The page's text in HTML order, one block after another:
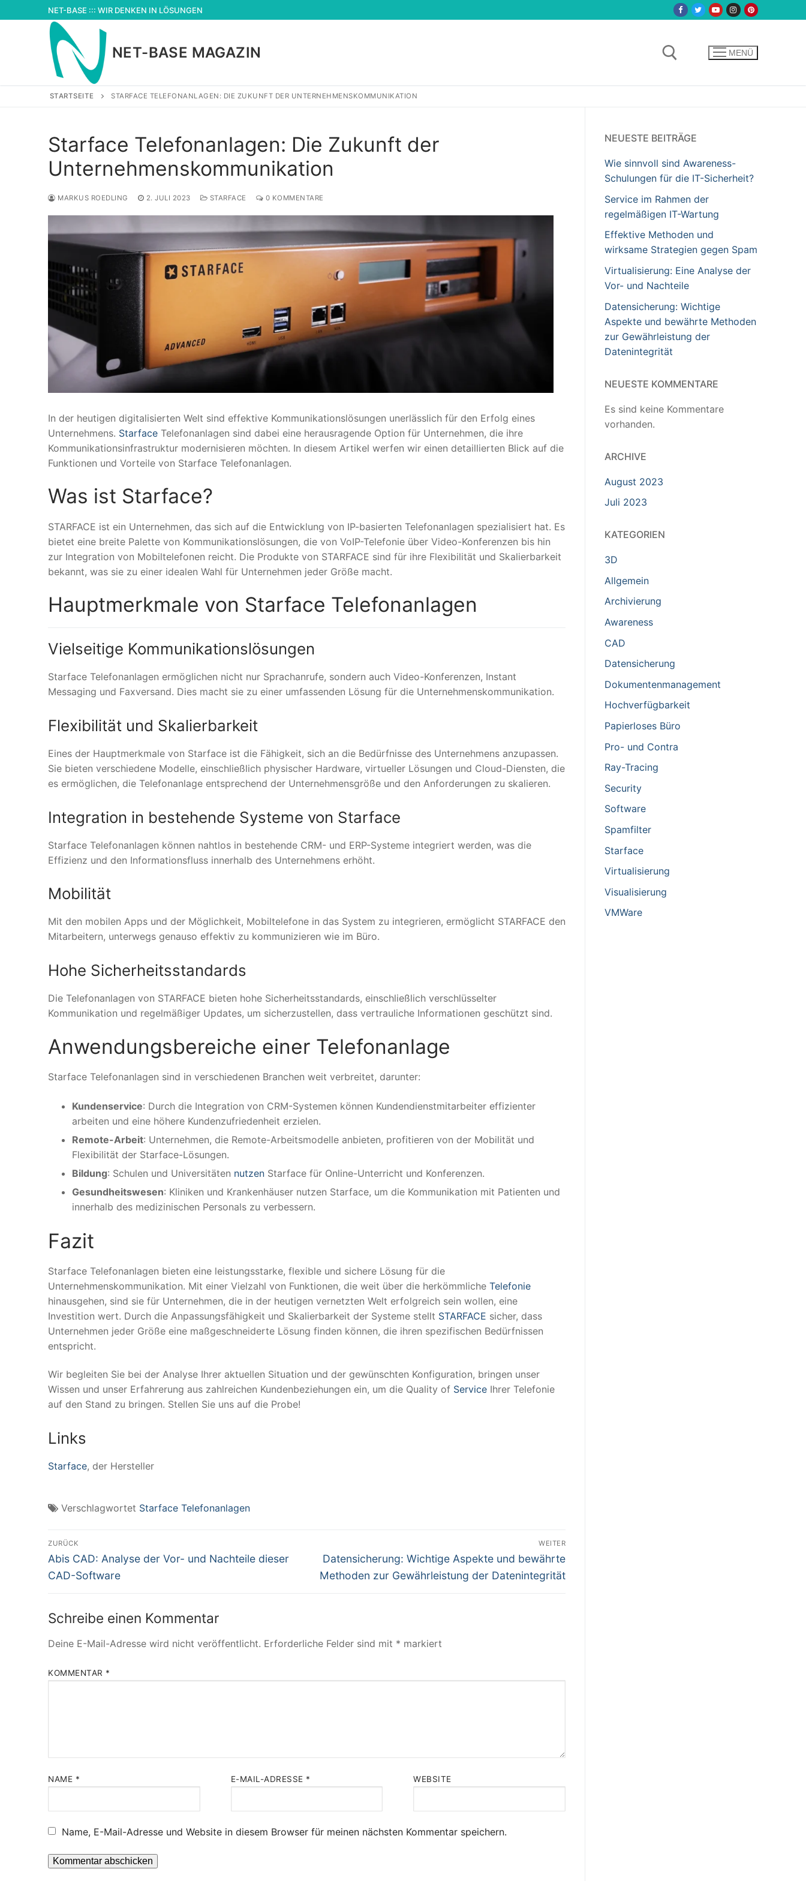
Inhalt
NET-BASE ::: WIR DENKEN IN LÖSUNGEN
NET-BASE MAGAZIN MENÜ
STARTSEITE STARFACE TELEFONANLAGEN: DIE ZUKUNFT DER UNTERNEHMENSKOMMUNIKATION
Starface Telefonanlagen: Die Zukunft der
Unternehmenskommunikation
MARKUS ROEDLING 2. JULI 2023 STARFACE 0 KOMMENTARE
In der heutigen digitalisierten Welt sind effektive Kommunikationslösungen unerlässlich für den Erfolg eines
Unternehmens. Starface Telefonanlagen sind dabei eine herausragende Option für Unternehmen, die ihre
Kommunikationsinfrastruktur modernisieren möchten. In diesem Artikel werfen wir einen detaillierten Blick auf die
Funktionen und Vorteile von Starface Telefonanlagen.
Was ist Starface?
STARFACE ist ein Unternehmen, das sich auf die Entwicklung von IP-basierten Telefonanlagen spezialisiert hat. Es
bietet eine breite Palette von Kommunikationslösungen, die von VoIP-Telefonie über Video-Konferenzen bis hin
zur Integration von Mobiltelefonen reicht. Die Produkte von STARFACE sind für ihre Flexibilität und Skalierbarkeit
bekannt, was sie zu einer idealen Wahl für Unternehmen jeder Größe macht.
Hauptmerkmale von Starface Telefonanlagen
Vielseitige Kommunikationslösungen
Starface Telefonanlagen ermöglichen nicht nur Sprachanrufe, sondern auch Video-Konferenzen, Instant
Messaging und Faxversand. Dies macht sie zu einer umfassenden Lösung für die Unternehmenskommunikation.
Flexibilität und Skalierbarkeit
Eines der Hauptmerkmale von Starface ist die Fähigkeit, sich an die Bedürfnisse des Unternehmens anzupassen.
Sie bieten verschiedene Modelle, einschließlich physischer Hardware, virtueller Lösungen und Cloud-Diensten, die
es ermöglichen, die Telefonanlage entsprechend der Unternehmensgröße und den Anforderungen zu skalieren.
Integration in bestehende Systeme von Starface
Starface Telefonanlagen können nahtlos in bestehende CRM- und ERP-Systeme integriert werden, was die
Effizienz und den Informationsfluss innerhalb des Unternehmens erhöht.
Mobilität
Mit den mobilen Apps und der Möglichkeit, Mobiltelefone in das System zu integrieren, ermöglicht STARFACE den
Mitarbeitern, unterwegs genauso effektiv zu kommunizieren wie im Büro.
Hohe Sicherheitsstandards
Die Telefonanlagen von STARFACE bieten hohe Sicherheitsstandards, einschließlich verschlüsselter
Kommunikation und regelmäßiger Updates, um sicherzustellen, dass vertrauliche Informationen geschützt sind.
Anwendungsbereiche einer Telefonanlage
Starface Telefonanlagen sind in verschiedenen Branchen weit verbreitet, darunter:
Kundenservice: Durch die Integration von CRM-Systemen können Kundendienstmitarbeiter effizienter
arbeiten und eine höhere Kundenzufriedenheit erzielen.
Remote-Arbeit: Unternehmen, die Remote-Arbeitsmodelle anbieten, profitieren von der Mobilität und
Flexibilität der Starface-Lösungen.
Bildung: Schulen und Universitäten nutzen Starface für Online-Unterricht und Konferenzen.
Gesundheitswesen: Kliniken und Krankenhäuser nutzen Starface, um die Kommunikation mit Patienten und
innerhalb des medizinischen Personals zu verbessern.
Fazit
Starface Telefonanlagen bieten eine leistungsstarke, flexible und sichere Lösung für die
Unternehmenskommunikation. Mit einer Vielzahl von Funktionen, die weit über die herkömmliche Telefonie
hinausgehen, sind sie für Unternehmen, die in der heutigen vernetzten Welt erfolgreich sein wollen, eine
Investition wert. Durch die Anpassungsfähigkeit und Skalierbarkeit der Systeme stellt STARFACE sicher, dass
Unternehmen jeder Größe eine maßgeschneiderte Lösung finden können, die ihren spezifischen Bedürfnissen
entspricht.
Wir begleiten Sie bei der Analyse Ihrer aktuellen Situation und der gewünschten Konfiguration, bringen unser
Wissen und unser Erfahrerung aus zahlreichen Kundenbeziehungen ein, um die Quality of Service Ihrer Telefonie
auf den Stand zu bringen. Stellen Sie uns auf die Probe!
Links
Starface, der Hersteller
Verschlagwortet Starface Telefonanlagen
Beitragsnavigation
ZURÜCK
Vorheriger
Beitrag:
Abis CAD: Analyse der Vor- und Nachteile dieser
CAD-Software
WEITER
Nächster
Beitrag:
Datensicherung: Wichtige Aspekte und bewährte
Methoden zur Gewährleistung der Datenintegrität
Schreibe einen Kommentar
Deine E-Mail-Adresse wird nicht veröffentlicht. Erforderliche Felder sind mit * markiert
KOMMENTAR *
NAME * E-MAIL-ADRESSE * WEBSITE
Name, E-Mail-Adresse und Website in diesem Browser für meinen nächsten Kommentar speichern.
NEUESTE BEITRÄGE
Wie sinnvoll sind Awareness-
Schulungen für die IT-Sicherheit?
Service im Rahmen der
regelmäßigen IT-Wartung
Effektive Methoden und
wirksame Strategien gegen Spam
Virtualisierung: Eine Analyse der
Vor- und Nachteile
Datensicherung: Wichtige
Aspekte und bewährte Methoden
zur Gewährleistung der
Datenintegrität
NEUESTE KOMMENTARE
Es sind keine Kommentare
vorhanden.
ARCHIVE
August 2023
Juli 2023
KATEGORIEN
3D
Allgemein
Archivierung
Awareness
CAD
Datensicherung
Dokumentenmanagement
Hochverfügbarkeit
Papierloses Büro
Pro- und Contra
Ray-Tracing
Security
Software
Spamfilter
Starface
Virtualisierung
Visualisierung
VMWare